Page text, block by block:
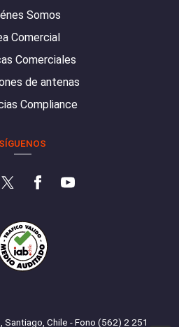
Somos
Comercial
Comerciales
de antenas
Compliance
SÍGUENOS
Chile - Fono (562) 2 251